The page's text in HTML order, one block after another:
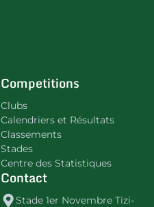
Competitions
Clubs
Calendriers et Résultats
Classements
Stades
Centre des Statistiques
Contact
Stade 1er Novembre Tizi-